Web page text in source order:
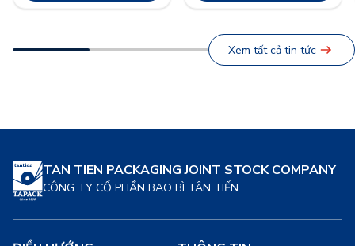
toàn thể cán bộ công nhân
chiến lược doanh nghiệp.
những nguồn thải lớn toàn
cầu, đang chứng kiến sự
Xem tất cả tin tức
TAN TIEN PACKAGING JOINT STOCK COMPANY
CÔNG TY CỔ PHẦN BAO BÌ TÂN TIẾN